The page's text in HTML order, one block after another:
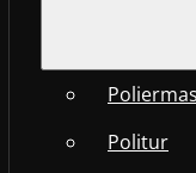
Politur